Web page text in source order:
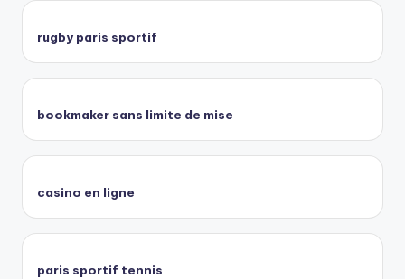
rugby paris sportif
bookmaker sans limite de mise
casino en ligne
paris sportif tennis